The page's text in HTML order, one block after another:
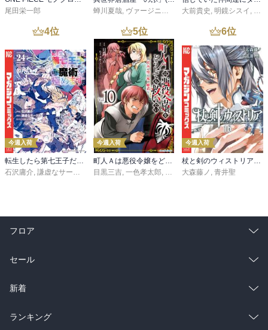
尾田栄一郎
蝉川夏哉, ヴァージニア二等兵 ,転
大前貴史 , 明鏡シスイ , ｔ
4位
今週入荷
石沢庸介 謙虚なサークル メル。
5位
今週入荷
目黒三吉 一色孝太郎 Parum
6位
今週入荷
大森藤ノ 青井聖
フロア
総合
ラノベ
雑誌・グラビア
セール
総合
ラノベ
新着
総合
ランキング